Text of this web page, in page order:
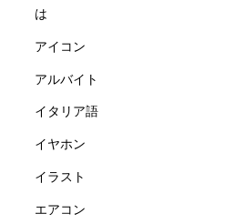
は
アイコン
アルバイト
イタリア語
イヤホン
イラスト
エアコン